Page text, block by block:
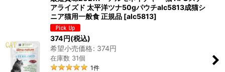
アライズド 太平洋ツナ50gパウチalc5813成猫シ
ニア猫用一般食 正規品 [alc5813]
374円(税込)
希望小売価格: 374円
在庫数 31個
1件